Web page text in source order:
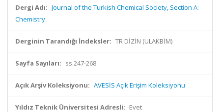
Dergi Adı: Journal of the Turkish Chemical Society, Section A:
Chemistry
Derginin Tarandığı İndeksler: TR DİZİN (ULAKBİM)
Sayfa Sayıları: ss.247-268
Açık Arşiv Koleksiyonu: AVESİS Açık Erişim Koleksiyonu
Yıldız Teknik Üniversitesi Adresli: Evet